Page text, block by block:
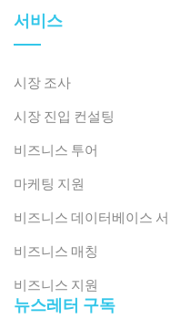
플라 에듀케이
션
결론 및 전망
베트남 유아 교육 시장
은 사회적 수요, 학부모
을 조성합니다. 우수한
영, 그리고 현지 문화에
랜드가 베트남 유아 교
서비스
시장 조사
시장 진입 컨설팅
비즈니스 투어
마케팅 지원
비즈니스 데이터베이스
비즈니스 매칭
비즈니스 지원
뉴스레터 구독